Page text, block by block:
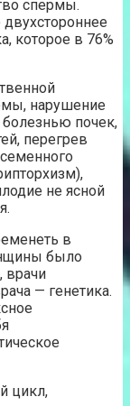
спермы.
которое в 76%
нарушение
почек,
перегрев
не ясной
в
было
врачи
— генетика.
цикл,